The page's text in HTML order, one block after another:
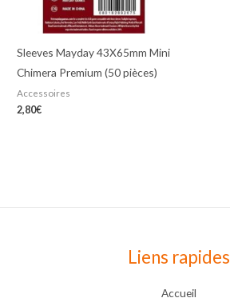
Sleeves Mayday 43X65mm Mini
Chimera Premium (50 pièces)
Accessoires
2,80€
Liens rapides
Accueil